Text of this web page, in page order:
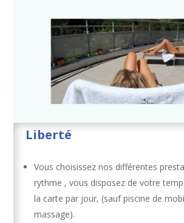
Liberté
Vous choisissez nos différentes
rythme , vous disposez de votre
la carte par jour, (sauf piscine de
massage).